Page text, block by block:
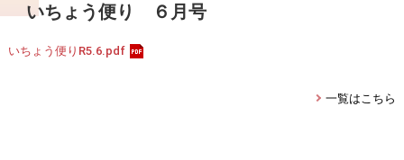
いちょう便り ６月号
いちょう便りR5.6.pdf
一覧はこちら